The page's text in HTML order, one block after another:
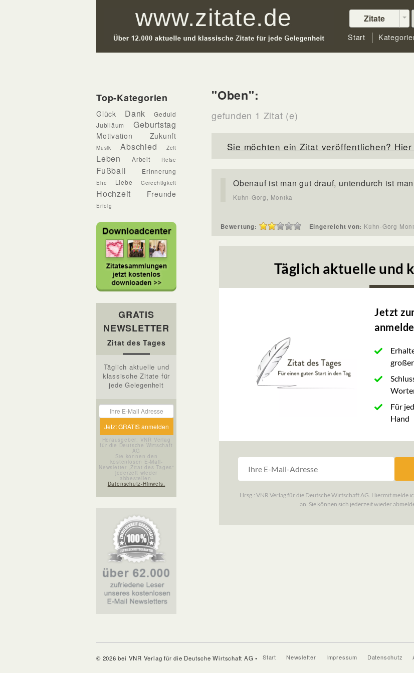
Zitate
Start
Top-Kategorien
Glück Dank
Geduld
Jubiläum
Geburtstag
Motivation Zukunft
Musik Abschied Zeit
Leben Arbeit Reise
Fußball Erinnerung
Ehe Liebe Gerechtigkeit
Hochzeit Freunde
Erfolg
GRATIS
NEWSLETTER
Zitat des Tages
Täglich aktuelle und
klassische Zitate für
jede Gelegenheit
Herausgeber: VNR Verlag
für die Deutsche Wirtschaft
AG
Sie können den
kostenlosen E-Mail-
Newsletter „Zitat des Tages“
jederzeit wieder
abbestellen.
Datenschutz-Hinweis.
"Oben":
gefunden 1 Zitat (e)
Sie möchten ein Zitat veröffentlichen?
Obenauf ist man gut drauf, untendurch ist
Kühn-Görg, Monika
Bewertung: Eingereicht von: Kühn-Görg
© 2026 bei VNR Verlag für die Deutsche Wirtschaft AG • Start Newsletter Impressum Datenschutz